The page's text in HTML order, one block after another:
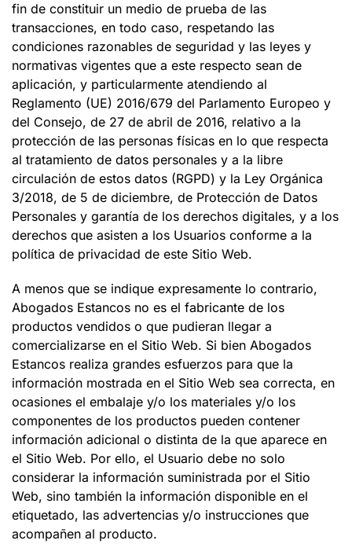
fin de constituir un medio de prueba de las
transacciones, en todo caso, respetando las
condiciones razonables de seguridad y las leyes y
normativas vigentes que a este respecto sean de
aplicación, y particularmente atendiendo al
Reglamento (UE) 2016/679 del Parlamento Europeo y
del Consejo, de 27 de abril de 2016, relativo a la
protección de las personas físicas en lo que respecta
al tratamiento de datos personales y a la libre
circulación de estos datos (RGPD) y la Ley Orgánica
3/2018, de 5 de diciembre, de Protección de Datos
Personales y garantía de los derechos digitales, y a los
derechos que asisten a los Usuarios conforme a la
política de privacidad de este Sitio Web.
A menos que se indique expresamente lo contrario,
Abogados Estancos no es el fabricante de los
productos vendidos o que pudieran llegar a
comercializarse en el Sitio Web. Si bien Abogados
Estancos realiza grandes esfuerzos para que la
información mostrada en el Sitio Web sea correcta, en
ocasiones el embalaje y/o los materiales y/o los
componentes de los productos pueden contener
información adicional o distinta de la que aparece en
el Sitio Web. Por ello, el Usuario debe no solo
considerar la información suministrada por el Sitio
Web, sino también la información disponible en el
etiquetado, las advertencias y/o instrucciones que
acompañen al producto.